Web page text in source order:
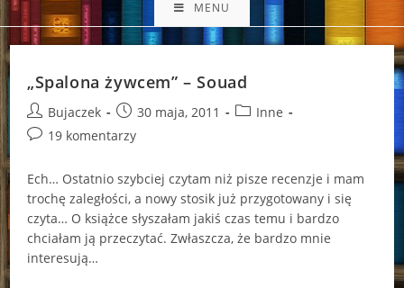
MENU
„Spalona żywcem” – Souad
Post
author:
Bujaczek
Post
published:
30 maja, 2011
PostInne
Post19 komentarzy
Ech… Ostatnio szybciej czytam niż pisze recenzje i mam
trochę zaległości, a nowy stosik już przygotowany i się
czyta… O książce słyszałam jakiś czas temu i bardzo
chciałam ją przeczytać. Zwłaszcza, że bardzo mnie
interesują…